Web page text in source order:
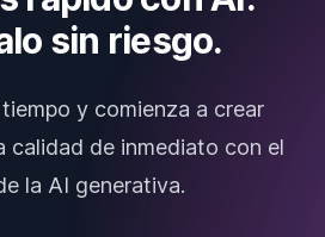
sin riesgo.
y comienza a crear
calidad de inmediato con el
la AI generativa.